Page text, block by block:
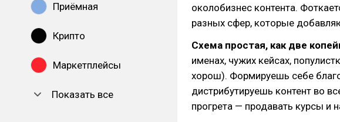
Приёмная
Крипто
Маркетплейсы
Показать все
околобизнес контента.
разных сфер, которые
Схема простая, как две
именах, чужих кейсах,
хорош). Формируешь себе
дистрибутируешь контент во
прогрета — продавать курсы и